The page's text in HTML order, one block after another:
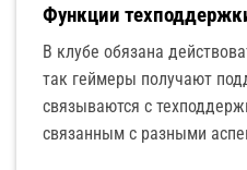
Функции
В клубе обязана
так геймеры получают
связываются с
связанным с разными